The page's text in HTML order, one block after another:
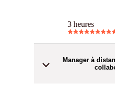
3 heures
Manager à